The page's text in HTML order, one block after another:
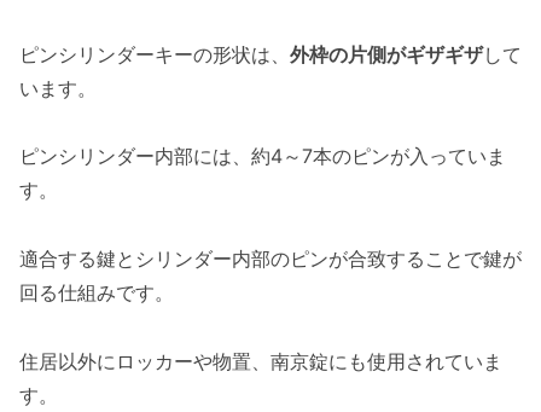
ピンシリンダーキーの形状は、 外枠の片側がギザギザして
います。
ピンシリンダー内部には、約4～7本のピンが入っていま
す。
適合する鍵とシリンダー内部のピンが合致することで鍵が
回る仕組みです。
住居以外にロッカーや物置、南京錠にも使用されていま
す。